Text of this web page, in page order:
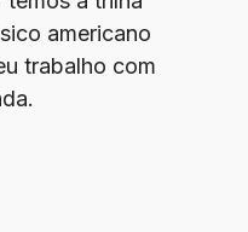
americano
trabalho com